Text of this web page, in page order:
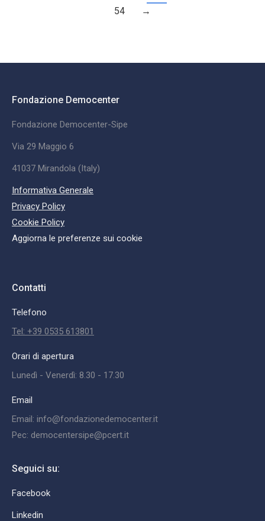
54
→
Fondazione Democenter
Fondazione Democenter-Sipe
Via 29 Maggio 6
41037 Mirandola (Italy)
Informativa Generale
Privacy Policy
Cookie Policy
Aggiorna le preferenze sui cookie
Contatti
Telefono
Tel: +39 0535 613801
Orari di apertura
Lunedì - Venerdì: 8.30 - 17.30
Email
Email: info@fondazionedemocenter.it
Pec: democentersipe@pcert.it
Seguici su:
Facebook
Linkedin